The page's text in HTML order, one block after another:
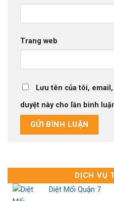
Trang web
Lưu tên của tôi,
duyệt này cho lần bình
DỊCH VỤ
Diệt Mối Quận 7